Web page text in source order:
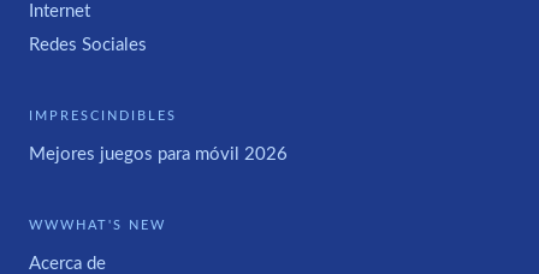
Internet
Redes Sociales
IMPRESCINDIBLES
Mejores juegos para móvil 2026
WWWHAT'S NEW
Acerca de